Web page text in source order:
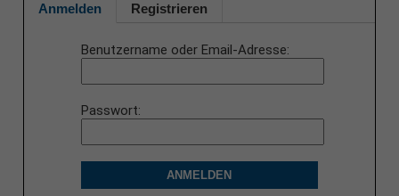
Anmelden Registrieren
Benutzername oder Email-Adresse
Passwort
ANMELDEN